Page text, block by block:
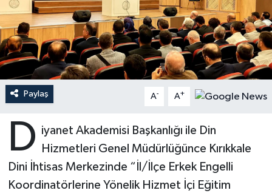
Paylaş A- A+
D iyanet Akademisi Başkanlığı ile Din
Hizmetleri Genel Müdürlüğünce Kırıkkale
Dini İhtisas Merkezinde “İl/İlçe Erkek Engelli
Koordinatörlerine Yönelik Hizmet İçi Eğitim
Aydın Müftülüğü
Balıkesir Müftülüğü
Bartın Müftülüğü
Bayburt Müftülüğü
Bilecik Müftülüğü
Mukabele
Peygamberimizin Hayatı
Ramazan
Zekat
DİYANET GENÇLİK
DİYANET RADYO/TV
DEPREM
Eğitim
Kültür-Sanat